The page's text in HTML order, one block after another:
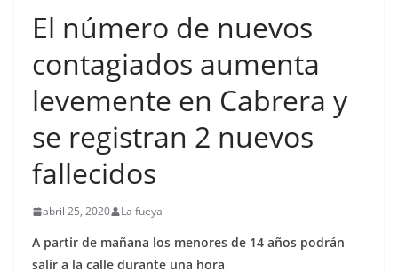
El número de nuevos
contagiados aumenta
levemente en Cabrera y
se registran 2 nuevos
fallecidos
abril 25, 2020 La fueya
A partir de mañana los menores de 14 años podrán
salir a la calle durante una hora